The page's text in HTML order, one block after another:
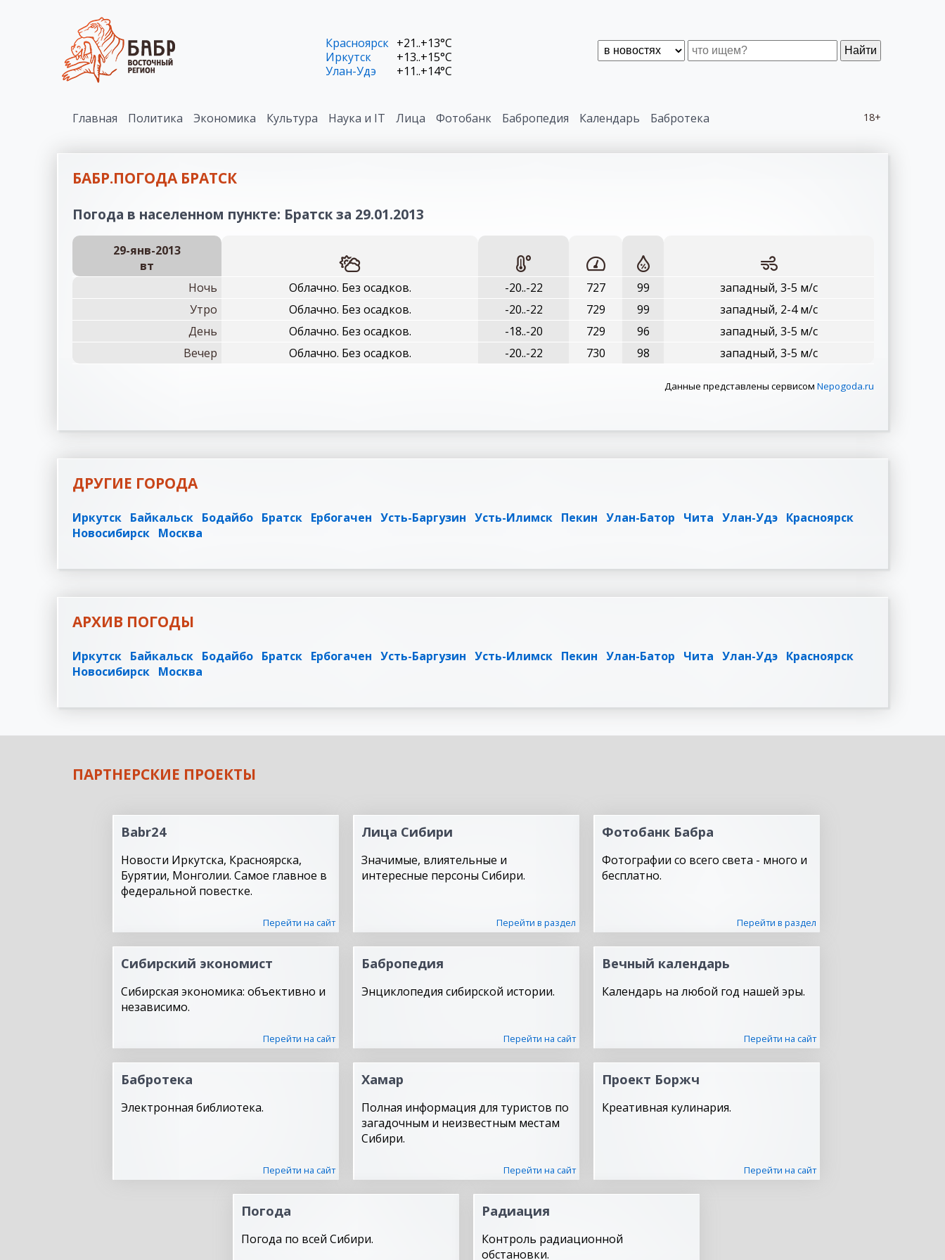
Найти
Красноярск +21..+13°C
Иркутск
+13..+15°C
Улан-Удэ
+11..+14°C
18+
Главная Политика Экономика Культура Наука и IT Лица Фотобанк Бабропедия Календарь Бабротека
БАБР.ПОГОДА БРАТСК
Погода в населенном пункте: Братск за 29.01.2013
29-янв-2013
вт
Ночь
Облачно. Без осадков. -20..-22 727 99
западный, 3-5 м/с
Утро
Облачно. Без осадков. -20..-22 729 99
западный, 2-4 м/с
День
Облачно. Без осадков. -18..-20 729 96
западный, 3-5 м/с
Вечер
Облачно. Без осадков. -20..-22 730 98 западный, 3-5 м/с
Данные представлены сервисом Nepogoda.ru
ДРУГИЕ ГОРОДА
Иркутск Байкальск Бодайбо Братск Ербогачен Усть-Баргузин Усть-Илимск Пекин Улан-Батор Чита Улан-Удэ Красноярск
Новосибирск Москва
АРХИВ ПОГОДЫ
Иркутск Байкальск Бодайбо Братск Ербогачен Усть-Баргузин Усть-Илимск Пекин Улан-Батор Чита Улан-Удэ Красноярск
Новосибирск Москва
ПАРТНЕРСКИЕ ПРОЕКТЫ
Babr24
Новости Иркутска, Красноярска,
Бурятии, Монголии. Самое главное в
федеральной повестке.
Перейти на сайт
Лица Сибири
Значимые, влиятельные и
интересные персоны Сибири.
Перейти в раздел
Фотобанк Бабра
Фотографии со всего света - много и
бесплатно.
Перейти в раздел
Сибирский экономист
Сибирская экономика: объективно и
независимо.
Перейти на сайт
Бабропедия
Энциклопедия сибирской истории.
Перейти на сайт
Вечный календарь
Календарь на любой год нашей эры.
Перейти на сайт
Бабротека
Электронная библиотека.
Перейти на сайт
Хамар
Полная информация для туристов по
загадочным и неизвестным местам
Сибири.
Перейти на сайт
Проект Боржч
Креативная кулинария.
Перейти на сайт
Погода
Погода по всей Сибири.
Радиация
Контроль радиационной
обстановки.